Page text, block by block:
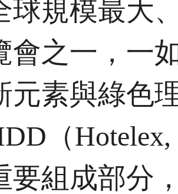
球規模最大
會之一，一
元素與綠色
（
要組成部分